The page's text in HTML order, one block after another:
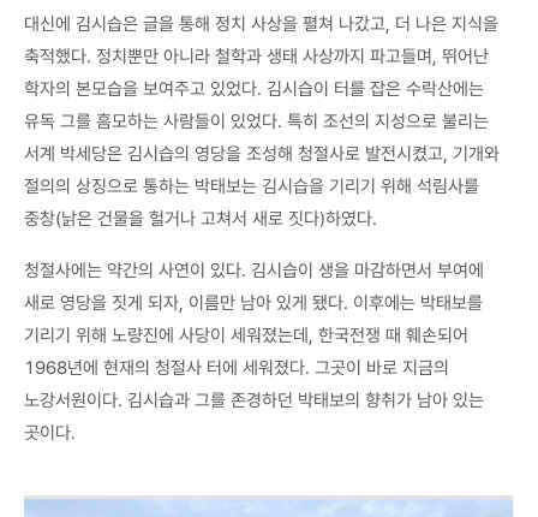
대신에 김시습은 글을 통해 정치 사상을 펼쳐 나갔고, 더 나은 지식을
축적했다. 정치뿐만 아니라 철학과 생태 사상까지 파고들며, 뛰어난
학자의 본모습을 보여주고 있었다. 김시습이 터를 잡은 수락산에는
유독 그를 흠모하는 사람들이 있었다. 특히 조선의 지성으로 불리는
서계 박세당은 김시습의 영당을 조성해 청절사로 발전시켰고, 기개와
절의의 상징으로 통하는 박태보는 김시습을 기리기 위해 석림사를
중창(낡은 건물을 헐거나 고쳐서 새로 짓다)하였다.
청절사에는 약간의 사연이 있다. 김시습이 생을 마감하면서 부여에
새로 영당을 짓게 되자, 이름만 남아 있게 됐다. 이후에는 박태보를
기리기 위해 노량진에 사당이 세워졌는데, 한국전쟁 때 훼손되어
1968년에 현재의 청절사 터에 세워졌다. 그곳이 바로 지금의
노강서원이다. 김시습과 그를 존경하던 박태보의 향취가 남아 있는
곳이다.